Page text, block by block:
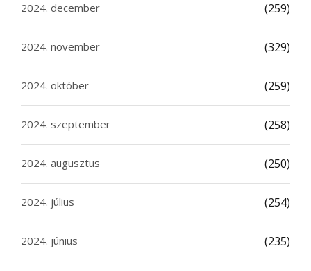
2024. december (259)
2024. november (329)
2024. október (259)
2024. szeptember (258)
2024. augusztus (250)
2024. július (254)
2024. június (235)